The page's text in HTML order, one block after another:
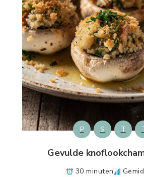
P S T
Gevulde
30 minuten